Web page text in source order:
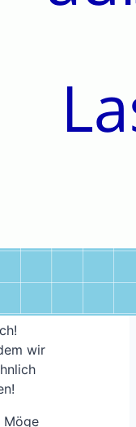
wir
Möge